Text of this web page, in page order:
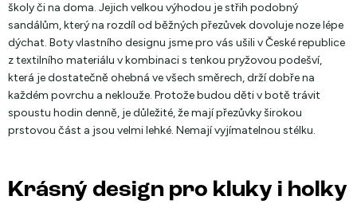
školy či na doma. Jejich velkou výhodou je střih podobný
sandálům, který na rozdíl od běžných přezůvek dovoluje noze lépe
dýchat. Boty vlastního designu jsme pro vás ušili v České republice
z textilního materiálu v kombinaci s tenkou pryžovou podešví,
která je dostatečně ohebná ve všech směrech, drží dobře na
každém povrchu a neklouže. Protože budou děti v botě trávit
spoustu hodin denně, je důležité, že mají přezůvky širokou
prstovou část a jsou velmi lehké. Nemají vyjímatelnou stélku.
Krásný design pro kluky i holky